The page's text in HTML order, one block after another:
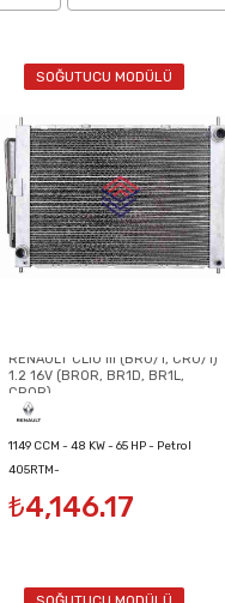
SOĞUTUCU MODÜLÜ
RENAULT CLIO III (BR0/1, CR0/1)
1.2 16V (BR0R, BR1D, BR1L,
CR0R)
1149 CCM - 48 KW - 65 HP - Petrol
405RTM-
8200134606/8200149953/8200289181
₺4,146.17